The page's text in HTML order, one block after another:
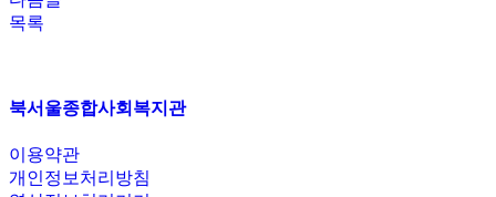
목록
북서울종합사회복지관
이용약관
개인정보처리방침